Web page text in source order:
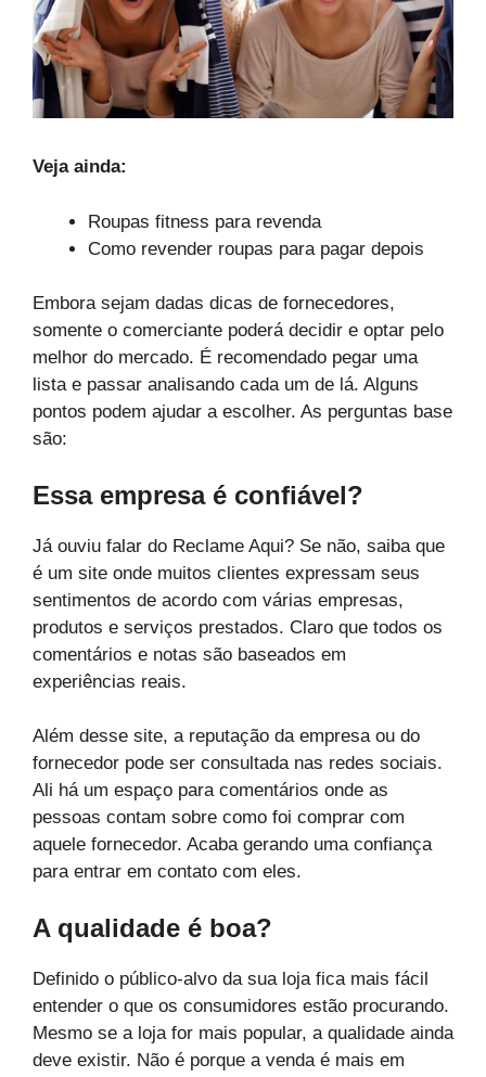
Veja ainda:
Roupas fitness para revenda
Como revender roupas para pagar depois
Embora sejam dadas dicas de fornecedores,
somente o comerciante poderá decidir e optar pelo
melhor do mercado. É recomendado pegar uma
lista e passar analisando cada um de lá. Alguns
pontos podem ajudar a escolher. As perguntas base
são:
Essa empresa é confiável?
Já ouviu falar do Reclame Aqui? Se não, saiba que
é um site onde muitos clientes expressam seus
sentimentos de acordo com várias empresas,
produtos e serviços prestados. Claro que todos os
comentários e notas são baseados em
experiências reais.
Além desse site, a reputação da empresa ou do
fornecedor pode ser consultada nas redes sociais.
Ali há um espaço para comentários onde as
pessoas contam sobre como foi comprar com
aquele fornecedor. Acaba gerando uma confiança
para entrar em contato com eles.
A qualidade é boa?
Definido o público-alvo da sua loja fica mais fácil
entender o que os consumidores estão procurando.
Mesmo se a loja for mais popular, a qualidade ainda
deve existir. Não é porque a venda é mais em